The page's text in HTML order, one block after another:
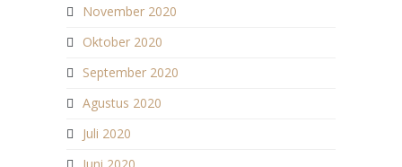
November 2020
Oktober 2020
September 2020
Agustus 2020
Juli 2020